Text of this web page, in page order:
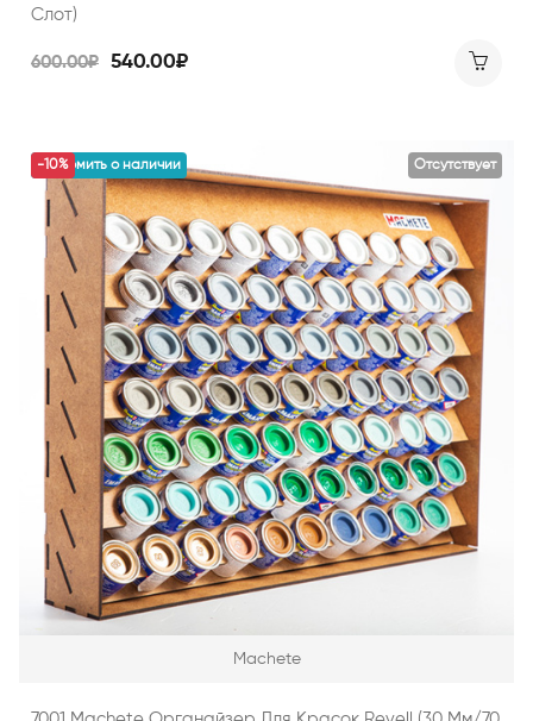
Слот)
600.00₽ 540.00₽
Отсутствует
уведомить о наличии
-10%
Machete